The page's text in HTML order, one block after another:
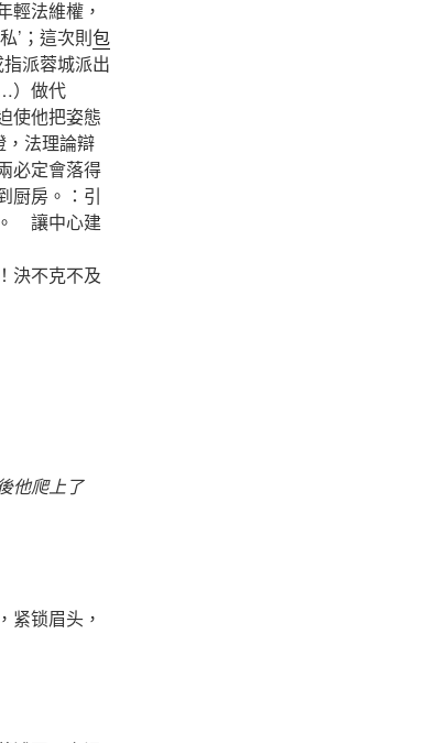
輕法維權，
’；這次則包
派蓉城派出
）做代
使他把姿態
，法理論辯
必定會落得
厨房。：引
讓中心建
決不克不及
他爬上了
紧锁眉头，